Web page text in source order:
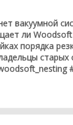
вакуумной
ли
порядка
старых